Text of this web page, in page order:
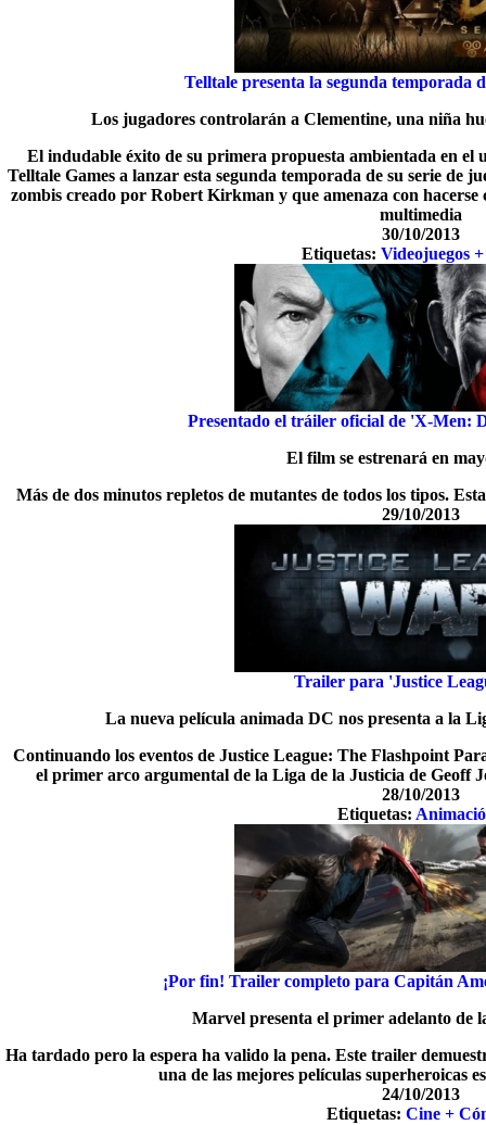
Telltale presenta la segunda temporada
Los jugadores controlarán a Clementine, una niña
El indudable éxito de su primera propuesta ambientada en el
Telltale Games a lanzar esta segunda temporada de su serie de
zombis creado por Robert Kirkman y que amenaza con
multimedia
30/10/2013
Etiquetas:Videojuegos
Presentado el tráiler oficial de 'X-Men:
El film se estrenará en
Más de dos minutos repletos de mutantes de todos los tipos.
29/10/2013
Trailer para 'Justice
La nueva película animada DC nos presenta a la
Continuando los eventos de Justice League: The Flashpoint
el primer arco argumental de la Liga de la Justicia de Geoff
28/10/2013
Etiquetas:
¡Por fin! Trailer completo para Capitán
Marvel presenta el primer adelanto de
Ha tardado pero la espera ha valido la pena. Este trailer
una de las mejores películas superheroicas
24/10/2013
Etiquetas: Cine +